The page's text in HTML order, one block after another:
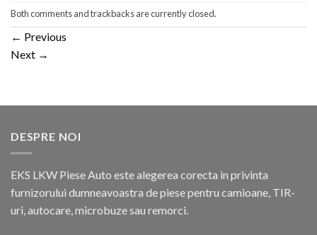
Both comments and trackbacks are currently closed.
← Previous
Next →
DESPRE NOI
EKS LKW Piese Auto este alegerea corecta in privinta
furnizorului dumneavoastra de piese pentru camioane, TIR-
uri, autocare, microbuze sau remorci.